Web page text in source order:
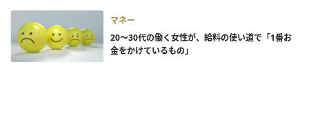
マネー
20～30代の働く女性が、給料の使い道で「1番お
金をかけているもの」